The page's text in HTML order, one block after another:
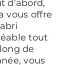
d’abord,
vous offre
tout
de
vous